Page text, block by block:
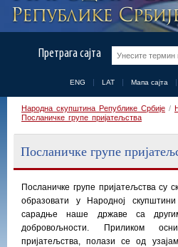
Претрага сајта
ENG LAT Мапа сајта
Народна скупштина Републике Србије /
Посланичке групе пријатељства
Посланичке групе
Посланичке групе пријатељства су
образовати у Народној
сарадње наше државе са
добровољности. Приликом
пријатељства, полази се од